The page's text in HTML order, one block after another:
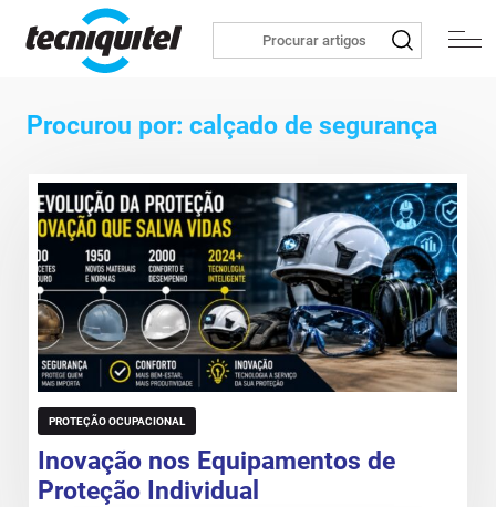
Procurou por: calçado de segurança
PROTEÇÃO OCUPACIONAL
Inovação nos Equipamentos de
Proteção Individual